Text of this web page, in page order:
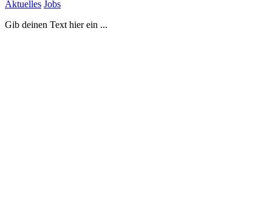
Aktuelles Jobs
Gib deinen Text hier ein ...